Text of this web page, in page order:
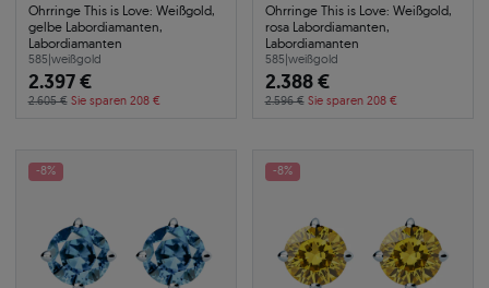
Ohrringe This is Love: Weißgold,
gelbe Labordiamanten,
Labordiamanten
585|weißgold
2.397 €
2.605 € Sie sparen 208 €
Ohrringe This is Love: Weißgold,
rosa Labordiamanten,
Labordiamanten
585|weißgold
2.388 €
2.596 € Sie sparen 208 €
-8% -8%